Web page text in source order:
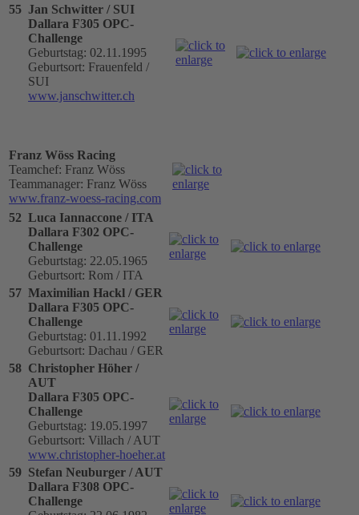
55 Jan Schwitter / SUI
Dallara F305 OPC-
Challenge
Geburtstag: 02.11.1995
Geburtsort: Frauenfeld /
SUI
www.janschwitter.ch
Franz Wöss Racing
Teamchef: Franz Wöss
Teammanager: Franz Wöss
www.franz-woess-racing.com
52 Luca Iannaccone / ITA
Dallara F302 OPC-
Challenge
Geburtstag: 22.05.1965
Geburtsort: Rom / ITA
57 Maximilian Hackl / GER
Dallara F305 OPC-
Challenge
Geburtstag: 01.11.1992
Geburtsort: Dachau / GER
58 Christopher Höher /
AUT
Dallara F305 OPC-
Challenge
Geburtstag: 19.05.1997
Geburtsort: Villach / AUT
www.christopher-hoeher.at
59 Stefan Neuburger / AUT
Dallara F308 OPC-
Challenge